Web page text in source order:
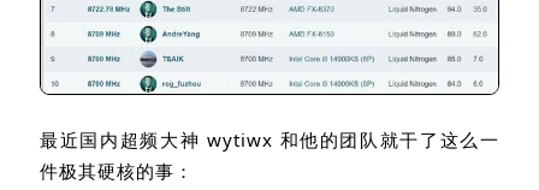
最近国内超频大神 wytiwx 和他的团队就干了这么一
件极其硬核的事：